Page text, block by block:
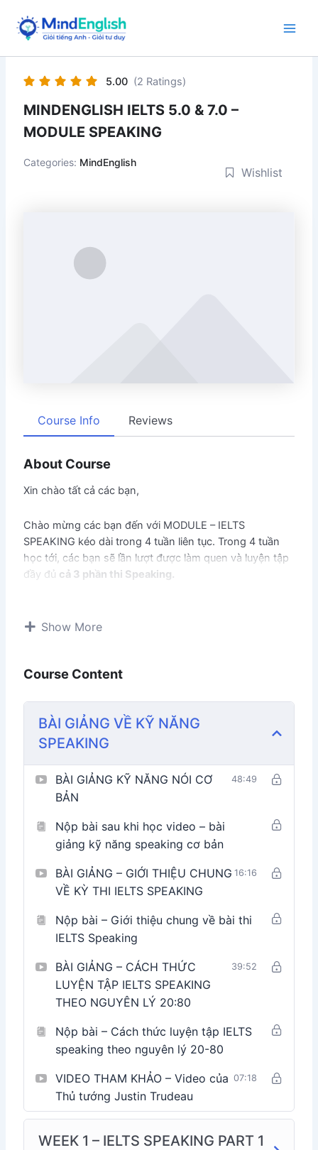
content
5.00 (2 Ratings)
MINDENGLISH IELTS 5.0 & 7.0 –
MODULE SPEAKING
Categories: MindEnglish
Wishlist
Course Info Reviews
About Course
Xin chào tất cả các bạn,
Chào mừng các bạn đến với MODULE – IELTS
SPEAKING kéo dài trong 4 tuần liên tục. Trong 4 tuần
học tới, các bạn sẽ lần lượt được làm quen và luyện tập
đầy đủ cả 3 phần thi Speaking.
speaking.
thuyết chung về IELTS Speaking và hướng dẫn
cách học từng part.
Hoạt động nhómnhằm giúp học viên thực hành
nói hàng ngày, được sửa lỗi và nhận góp ý từ trợ
Hãy cùng nhau học tập, chia sẻ và tiến bộ mỗi ngày –
người phụ nữ hiện đại, tự tin và có định hướng, bạn
Show More
Course Content
BÀI GIẢNG VỀ KỸ NĂNG
SPEAKING
BÀI GIẢNG KỸ NĂNG NÓI CƠ
BẢN
48:49
Nộp bài sau khi học video – bài
giảng kỹ năng speaking cơ bản
BÀI GIẢNG – GIỚI THIỆU CHUNG
VỀ KỲ THI IELTS SPEAKING
16:16
Nộp bài – Giới thiệu chung về bài thi
IELTS Speaking
BÀI GIẢNG – CÁCH THỨC
LUYỆN TẬP IELTS SPEAKING
THEO NGUYÊN LÝ 20:80
39:52
Nộp bài – Cách thức luyện tập IELTS
speaking theo nguyên lý 20-80
VIDEO THAM KHẢO – Video của
Thủ tướng Justin Trudeau
07:18
WEEK 1 – IELTS SPEAKING PART 1